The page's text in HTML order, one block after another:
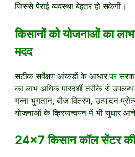
जिससे पेराई व्यवस्था बेहतर हो सकेगी।
किसानों को योजनाओं का लाभ
मदद
सटीक सर्वेक्षण आंकड़ों के आधारपर
का लाभ अधिक पारदर्शी तरीके से
गन्ना भुगतान, बीज वितरण, उत्पादन
योजनाओं के क्रियान्वयन में भी सुधार
24×7 किसान कॉल सेंटर की